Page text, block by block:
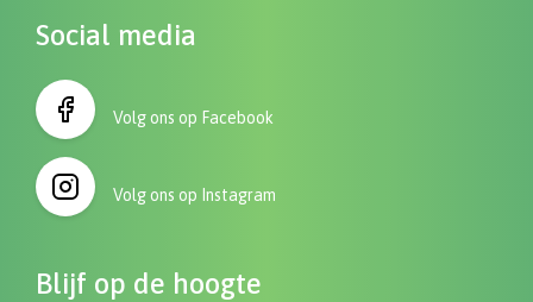
Social media
Volg ons op Facebook
Volg ons op Instagram
Blijf op de hoogte